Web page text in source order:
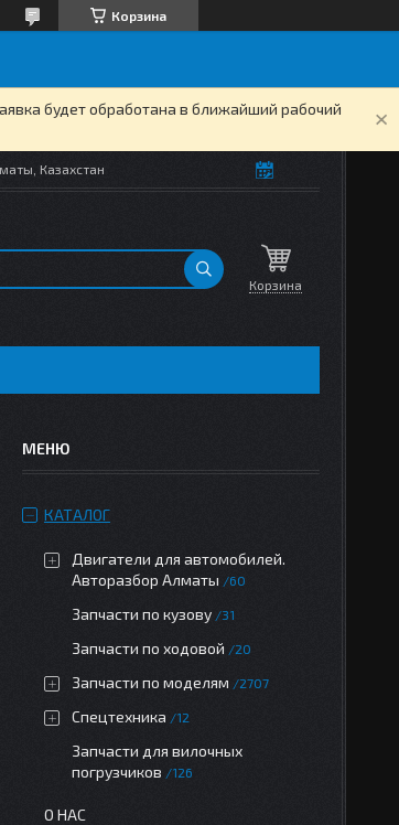
Корзина
будет обработана в ближайший рабочий
Казахстан
Корзина
КАТАЛОГ
Двигатели для автомобилей.
Авторазбор Алматы
60
Запчасти по кузову 31
Запчасти по ходовой 20
Запчасти по моделям 2707
Спецтехника 12
Запчасти для вилочных
погрузчиков
126
О НАС